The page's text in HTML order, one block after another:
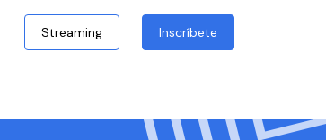
Streaming Inscríbete